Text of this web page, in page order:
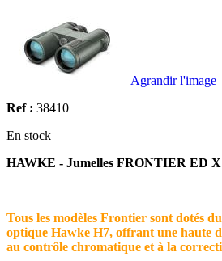
Agrandir l'image
Ref : 38410
En stock
HAWKE - Jumelles FRONTIER ED X
Tous les modèles Frontier sont dotés
optique Hawke H7, offrant une haute
au contrôle chromatique et à la